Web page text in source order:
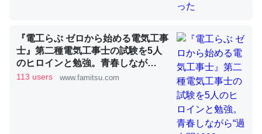
昆虫ってカルシウム少ないのか。知らんかった。調べたら
コオロギのカルシウム分はエビの600分の1程度。
─ニュース :: 【研究発表】昆虫学の大問題＝「昆虫はなぜ海にいな
『電工らぶ ゼロから始める電気工事
士』第二種電気工事士の試験を5人
のヒロインと勉強。青春しなが
ら“過去問1000問”や“本番形式CBT
113 users www.famitsu.com